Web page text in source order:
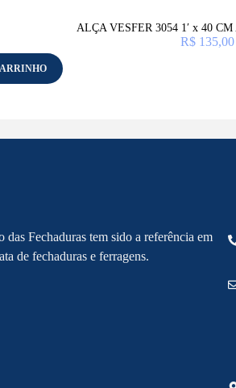
ALÇA VESFER 3054 1′ x 40
R$135,00
Fechaduras tem sido a referência em
de fechaduras e ferragens.